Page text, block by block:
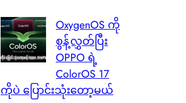
န
ဂါ
း
တ
ကေ
B
a
t
t
r
စ
င်
စ
စ်
ဖြ
စ်
OxygenOS ကို
စွန့်လွှတ်ပြီး
OPPO ရဲ့
ColorOS 17
ကိုပဲ ပြောင်းသုံးတော့မယ်